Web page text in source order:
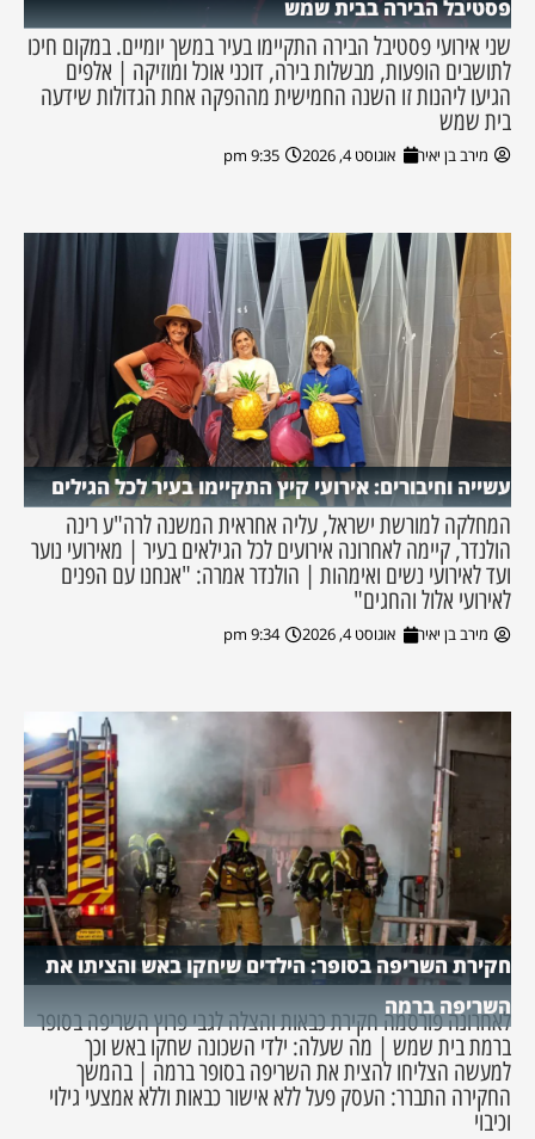
פסטיבל הבירה בבית שמש
שני אירועי פסטיבל הבירה התקיימו בעיר במשך יומיים. במקום חיכו
לתושבים הופעות, מבשלות בירה, דוכני אוכל ומוזיקה | אלפים
הגיעו ליהנות זו השנה החמישית מההפקה אחת הגדולות שידעה
בית שמש
מירב בן יאיר אוגוסט 4, 2026 9:35 pm
עשייה וחיבורים: אירועי קיץ התקיימו בעיר לכל הגילים
המחלקה למורשת ישראל, עליה אחראית המשנה לרה"ע רינה
הולנדר, קיימה לאחרונה אירועים לכל הגילאים בעיר | מאירועי נוער
ועד לאירועי נשים ואימהות | הולנדר אמרה: "אנחנו עם הפנים
לאירועי אלול והחגים"
מירב בן יאיר אוגוסט 4, 2026 9:34 pm
חקירת השריפה בסופר: הילדים שיחקו באש והציתו את
השריפה ברמה
לאחרונה פורסמה חקירת כבאות והצלה לגבי פרוץ השריפה בסופר
ברמת בית שמש | מה שעלה: ילדי השכונה שחקו באש וכך
למעשה הצליחו להצית את השריפה בסופר ברמה | בהמשך
החקירה התברר: העסק פעל ללא אישור כבאות וללא אמצעי גילוי
וכיבוי